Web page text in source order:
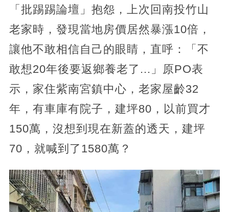
「批踢踢論壇」抱怨，上次回南投竹山
老家時，發現當地房價居然暴漲10倍，
讓他不敢相信自己的眼睛，直呼：「不
敢想20年後要返鄉養老了...」原PO表
示，家住紫南宮鎮中心，老家屋齡32
年，有車庫有院子，建坪80，以前買才
150萬，沒想到現在新蓋的透天，建坪
70，就喊到了1580萬？